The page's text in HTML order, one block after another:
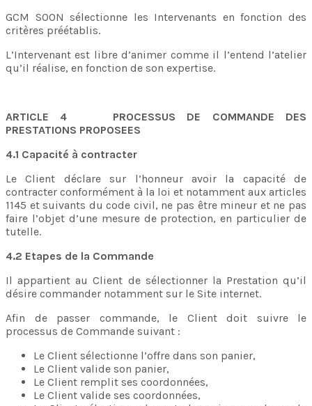
GCM SOON sélectionne les Intervenants en fonction des
critères préétablis.
L’Intervenant est libre d’animer comme il l’entend l’atelier
qu’il réalise, en fonction de son expertise.
ARTICLE 4 PROCESSUS DE COMMANDE DES
PRESTATIONS PROPOSEES
4.1 Capacité à contracter
Le Client déclare sur l’honneur avoir la capacité de
contracter conformément à la loi et notamment aux articles
1145 et suivants du code civil, ne pas être mineur et ne pas
faire l’objet d’une mesure de protection, en particulier de
tutelle.
4.2 Etapes de la Commande
Il appartient au Client de sélectionner la Prestation qu’il
désire commander notamment sur le Site internet.
Afin de passer commande, le Client doit suivre le
processus de Commande suivant :
Le Client sélectionne l’offre dans son panier,
Le Client valide son panier,
Le Client remplit ses coordonnées,
Le Client valide ses coordonnées,